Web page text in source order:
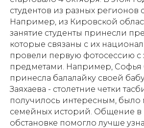
студентов из разных регионов
Например, из Кировской
занятие студенты принесли
которые связаны с их
провели первую фотосессию с
предметами. Например, Софья
принесла балалайку своей
Заяхаева - столетние четки
получилось интересным, было
семейных историй. Общение
обстановке помогло лучше